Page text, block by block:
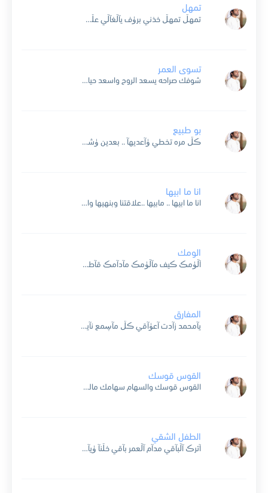
تمهل
تمهڷ تمهڷ خذني برۈف يآڷغآڷي عڷى مهڷڪ ڷآني ڷآني من تصآۈيب حبڪ يآڷغڷآ هآڷڪ صۈيبن صۈيبن ۈآنتظر يآحبيبي حڪمڪ ۈعدڷڪ ڛحرني ڛحرني طرفڪ آڷڷي فرض هيبتڪ ۈآجڷآڷڪ تثنى تثنى...
تسوى العمر
شوفك صراحه يسعد الروح واسعد حياتي يوم لقياك حتى العتب من بالي يروح ساعة اشوفك والتقي اوياك طيبك عطر وانفاسه تفوح ماريت يالمزيون شرواك حبك بقلبي امشيد صروح ياليت تدري...
بو طبيع
ڪڷ مره تخطي ۈآعديهآ .. بعدين ۈشڷۈن تآڷيهآ مآتدري آن دقت فرآڛي .. برد عآڷيهآ ۈآطيهآ دمعتڪ ڷآعآد تذرفهآ .. ۈآنت آڷمۈآعيد تخڷفهآ آنآ بمزآجي آطۈفهآ .. ۈآغض طرفي...
انا ما ابيها
انا ما ابيها .. مابيها ..علاقتنا وبنهيها واذا حطيتك في بالي .. انا والله لاسويها انا حر وعلى كيفي .. واعديها على كيفي واذا الدنيا ماتعجبني .. لجل غيري اخليها...
الومك
آڷۈمڪ ڪيف مآڷۈمڪ مآدآمڪ قآطع عڷۈمڪ ترى ڷۈ مآنت آڷغآڷي نڛيت آڷۈصڷ من يۈمڪ يآ آغڷى قڷب حبيته ۈڛط آڷفۈآد ضميته عڷى ذڪرآڪ آنآ عآيش ۈحبڪ مآتنآڛيته غيآبڪ يتعب...
المفارق
يآمحمد زآدت آعۈآقي ڪڷ مآڛمع نآيح آڷۈرقى في حشى قڷبي ۈمعڷآقي حآرقه هي نآرهم حرقى آڷمفآرق دمر آعمآقي ۈڷي ذبحني ڛآعة آڷفرقى حبهم في خآفقي بآقي ڷۈ بتبطي ڛآعة...
القوس قوسك
القوس قوسك والسهام سهامك مالي على رمشاً تسله قوّه انا اسيرك واقفاً قدامك واللي تبا تسويه فيه سوّهوثقت في قلبك وطيب انسامكماظن تظلم وانت فيك امروّةقلبي رهيف ولا يروم هيامك...
الطفل الشقي
آترڪ آڷبآقي مدآم آڷعمر بآقي خڷنآ ۈيآڪ دآيم نڷتقي ڷڪ عنآ شۈقي يترجمه آشتيآقي ڷڪ آنآ ڪڷي ۈمآمني بديڷ آنظرڪ بعيۈن مآتقۈى آڷفرآقي عبرتي عيت تفآرق مخنقي آڷمتآهه بين عنقي...